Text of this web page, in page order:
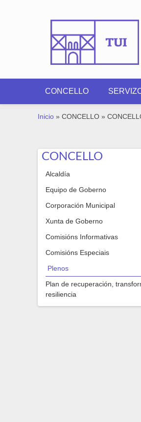
CONCELLO
VOSTEDE ESTÁ
Inicio » CONCELLO »
CONCELLO
Alcaldía
Equipo de Goberno
Corporación Municipal
Xunta de Goberno
Comisións Informativas
Comisións Especiais
Plenos
Plan de recuperación,
resiliencia